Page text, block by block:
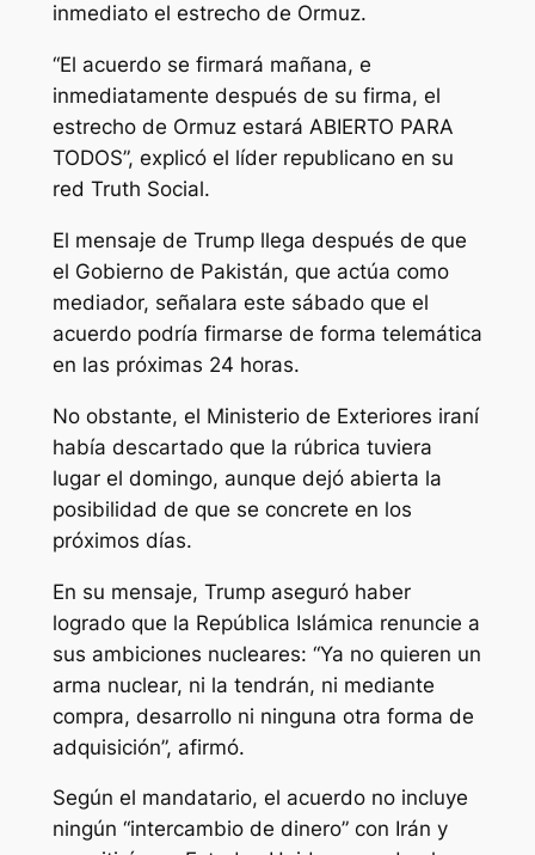
inmediato el estrecho de Ormuz.
“El acuerdo se firmará mañana, e
inmediatamente después de su firma, el
estrecho de Ormuz estará ABIERTO PARA
TODOS”, explicó el líder republicano en su
red Truth Social.
El mensaje de Trump llega después de que
el Gobierno de Pakistán, que actúa como
mediador, señalara este sábado que el
acuerdo podría firmarse de forma telemática
en las próximas 24 horas.
No obstante, el Ministerio de Exteriores iraní
había descartado que la rúbrica tuviera
lugar el domingo, aunque dejó abierta la
posibilidad de que se concrete en los
próximos días.
En su mensaje, Trump aseguró haber
logrado que la República Islámica renuncie a
sus ambiciones nucleares: “Ya no quieren un
arma nuclear, ni la tendrán, ni mediante
compra, desarrollo ni ninguna otra forma de
adquisición”, afirmó.
Según el mandatario, el acuerdo no incluye
ningún “intercambio de dinero” con Irán y